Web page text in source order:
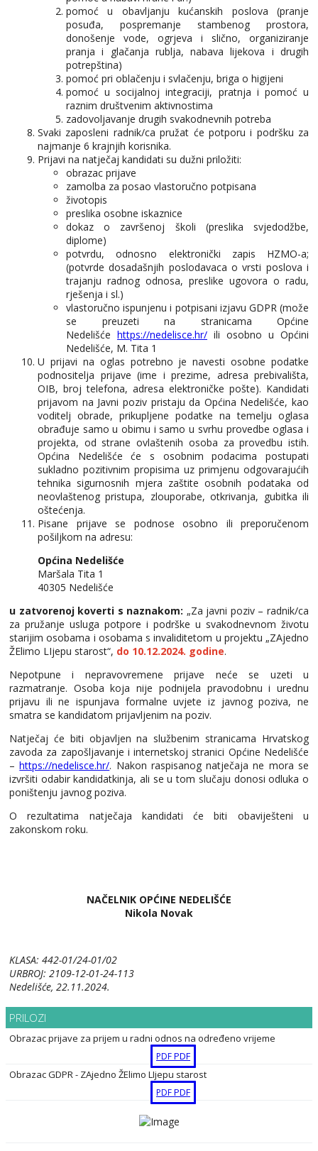
pomoć u obavljanju kućanskih poslova (pranje
posuđa, pospremanje stambenog prostora,
donošenje vode, ogrjeva i slično, organiziranje
pranja i glačanja rublja, nabava lijekova i drugih
potrepština)
pomoć pri oblačenju i svlačenju, briga o higijeni
pomoć u socijalnoj integraciji, pratnja i pomoć u
raznim društvenim aktivnostima
zadovoljavanje drugih svakodnevnih potreba
Svaki zaposleni radnik/ca pružat će potporu i podršku za
najmanje 6 krajnjih korisnika.
Prijavi na natječaj kandidati su dužni priložiti:
obrazac prijave
zamolba za posao vlastoručno potpisana
životopis
preslika osobne iskaznice
dokaz o završenoj školi (preslika svjedodžbe,
diplome)
potvrdu, odnosno elektronički zapis HZMO-a;
(potvrde dosadašnjih poslodavaca o vrsti poslova i
trajanju radnog odnosa, preslike ugovora o radu,
rješenja i sl.)
vlastoručno ispunjenu i potpisani izjavu GDPR (može
se preuzeti na stranicama Općine
Nedelišće https://nedelisce.hr/ ili osobno u Općini
Nedelišće, M. Tita 1
U prijavi na oglas potrebno je navesti osobne podatke
podnositelja prijave (ime i prezime, adresa prebivališta,
OIB, broj telefona, adresa elektroničke pošte). Kandidati
prijavom na Javni poziv pristaju da Općina Nedelišće, kao
voditelj obrade, prikupljene podatke na temelju oglasa
obrađuje samo u obimu i samo u svrhu provedbe oglasa i
projekta, od strane ovlaštenih osoba za provedbu istih.
Općina Nedelišće će s osobnim podacima postupati
sukladno pozitivnim propisima uz primjenu odgovarajućih
tehnika sigurnosnih mjera zaštite osobnih podataka od
neovlaštenog pristupa, zlouporabe, otkrivanja, gubitka ili
oštećenja.
Pisane prijave se podnose osobno ili preporučenom
pošiljkom na adresu:
Općina Nedelišće
Maršala Tita 1
40305 Nedelišće
u zatvorenoj koverti s naznakom: „Za javni poziv – radnik/ca
za pružanje usluga potpore i podrške u svakodnevnom životu
starijim osobama i osobama s invaliditetom u projektu „ZAjedno
ŽElimo LIjepu starost“, do 10.12.2024. godine.
Nepotpune i nepravovremene prijave neće se uzeti u
razmatranje. Osoba koja nije podnijela pravodobnu i urednu
prijavu ili ne ispunjava formalne uvjete iz javnog poziva, ne
smatra se kandidatom prijavljenim na poziv.
Natječaj će biti objavljen na službenim stranicama Hrvatskog
zavoda za zapošljavanje i internetskoj stranici Općine Nedelišće
–https://nedelisce.hr/. Nakon raspisanog natječaja ne mora se
izvršiti odabir kandidatkinja, ali se u tom slučaju donosi odluka o
poništenju javnog poziva.
O rezultatima natječaja kandidati će biti obaviješteni u
zakonskom roku.
NAČELNIK OPĆINE NEDELIŠĆE
Nikola Novak
KLASA: 442-01/24-01/02
URBROJ: 2109-12-01-24-113
Nedelišće, 22.11.2024.
PRILOZI
Obrazac prijave za prijem u radni odnos na određeno vrijeme
PDFPDF
Obrazac GDPR - ZAjedno ŽElimo LIjepu starost
PDFPDF